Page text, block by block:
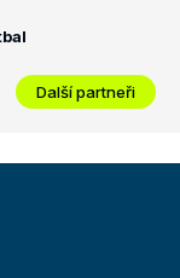
Další partneři